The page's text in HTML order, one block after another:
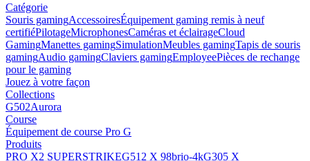
Catégorie
Souris gamingAccessoiresÉquipement gaming remis à neuf
certifiéPilotageMicrophonesCaméras et éclairageCloud
GamingManettes gamingSimulationMeubles gamingTapis de souris
gamingAudio gamingClaviers gamingEmployeePièces de rechange
pour le gaming
Jouez à votre façon
Collections
G502Aurora
Course
Équipement de course Pro G
Produits
PRO X2 SUPERSTRIKEG512 X 98brio-4kG305 X